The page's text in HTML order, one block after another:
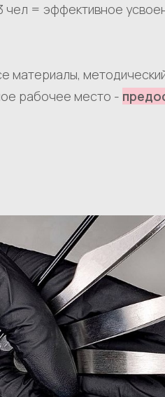
чел = эффективное
материалы,
рабочее место -